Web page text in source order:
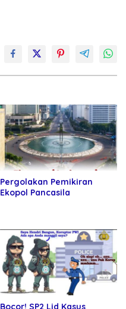
Pergolakan Pemikiran
Ekopol Pancasila
Bocor! SP2 Lid Kasus